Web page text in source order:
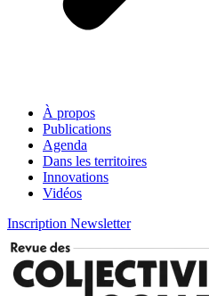
À propos
Publications
Agenda
Dans les territoires
Innovations
Vidéos
Inscription Newsletter